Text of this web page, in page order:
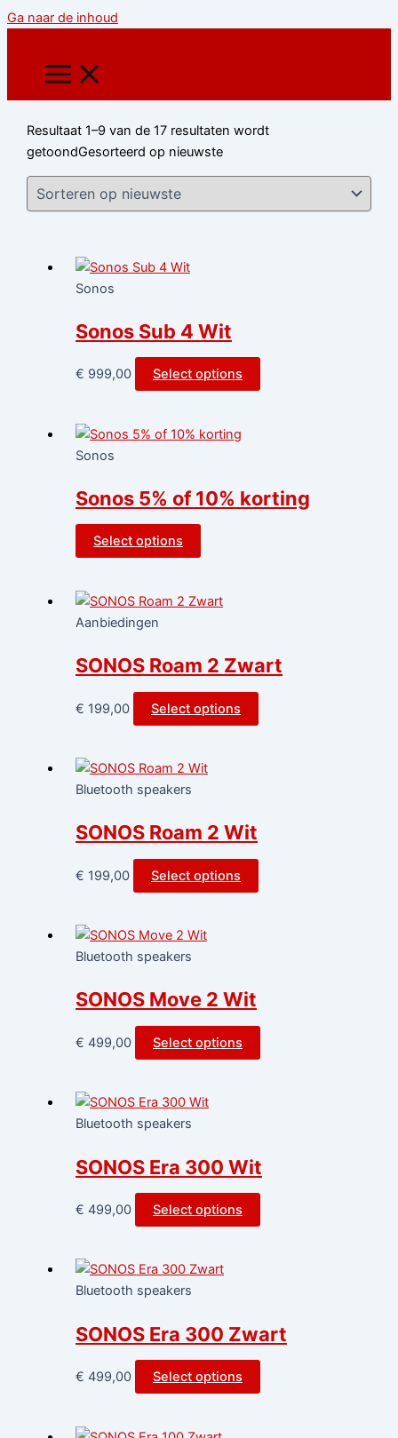
Ga naar de inhoud
Resultaat 1–9 van de 17 resultaten wordt
getoondGesorteerd op nieuwste
Sonos
Sonos Sub 4 Wit
€ 999,00 Select options
Sonos
Sonos 5% of 10% korting
Select options
Aanbiedingen
SONOS Roam 2 Zwart
€ 199,00 Select options
Bluetooth speakers
SONOS Roam 2 Wit
€ 199,00 Select options
Bluetooth speakers
SONOS Move 2 Wit
€ 499,00 Select options
Bluetooth speakers
SONOS Era 300 Wit
€ 499,00 Select options
Bluetooth speakers
SONOS Era 300 Zwart
€ 499,00 Select options